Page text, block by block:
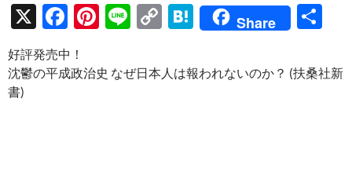
X
F
e
Pi
er
Li
e
C
p
H
e
Share
好評発売中！
沈鬱の平成政治史 なぜ日本人は報われないのか？ (扶桑社新
書)